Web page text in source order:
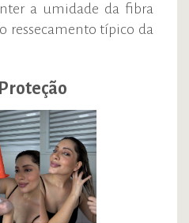
a umidade da fibra
ressecamento típico da